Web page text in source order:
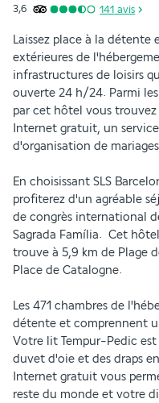
3,6 141 avis
Laissez place à la détente
extérieures de
infrastructures de loisirs
ouverte 24 h/24. Parmi
par cet hôtel vous
Internet gratuit, un
d'organisation de
En choisissant SLS
profiterez d'un agréable
de congrès international
Sagrada Família.  Cet
trouve à 5,9 km de Plage
Place de Catalogne.
Les 471 chambres de
détente et comprennent
Votre lit Tempur-Pedic
duvet d'oie et des draps
Internet gratuit vous
reste du monde et votre